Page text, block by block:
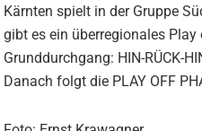
Kärnten spielt in der Gruppe
gibt es ein überregionales Play
Grunddurchgang: HIN-RÜCK-
Danach folgt die PLAY OFF